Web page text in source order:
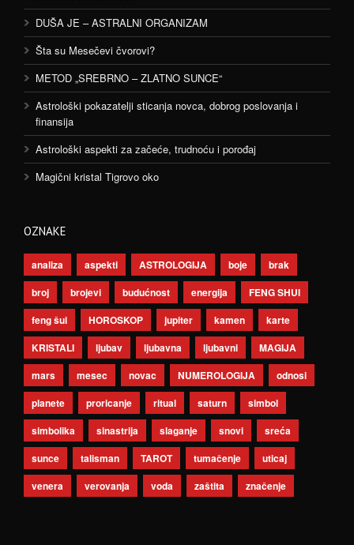
DUŠA JE – ASTRALNI ORGANIZAM
Šta su Mesečevi čvorovi?
METOD „SREBRNO – ZLATNO SUNCE“
Astrološki pokazatelji sticanja novca, dobrog poslovanja i
finansija
Astrološki aspekti za začeće, trudnoću i porođaj
Magični kristal Tigrovo oko
OZNAKE
analiza aspekti ASTROLOGIJA boje
brak
broj
brojevi budućnost energija
FENG SHUI
feng šui
HOROSKOP jupiter kamen
karte
KRISTALI
ljubav ljubavna ljubavni
MAGIJA
mars
mesec novac NUMEROLOGIJA
odnosi
planete
proricanje ritual saturn
simbol
simbolika
sinastrija slaganje snovi
sreća
sunce
talisman TAROT tumačenje
uticaj
venera
verovanja voda zaštita značenje